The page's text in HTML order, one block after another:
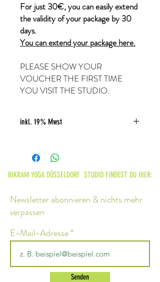
For just 30€, you can easily extend
the validity of your package by 30
days.
You can extend your package here.
PLEASE SHOW YOUR
VOUCHER THE FIRST TIME
YOU VISIT THE STUDIO.
inkl. 19% Mwst
BIKRAM YOGA DÜSSELDORF STUDIO FINDEST DU HIER:
Newsletter abonnieren & nichts mehr
verpassen
E-Mail-Adresse
Senden